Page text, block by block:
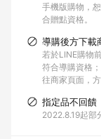
手機版購物，
合贈點資格。
導購後方下載
若於LINE購物
符合導購資格
往商家頁面，
指定品不回饋
2022.8.19起部